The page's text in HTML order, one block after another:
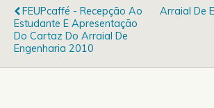
FEUPcaffé - Recepção Ao
Estudante E Apresentação
Do Cartaz Do Arraial De
Engenharia 2010
Arraial De